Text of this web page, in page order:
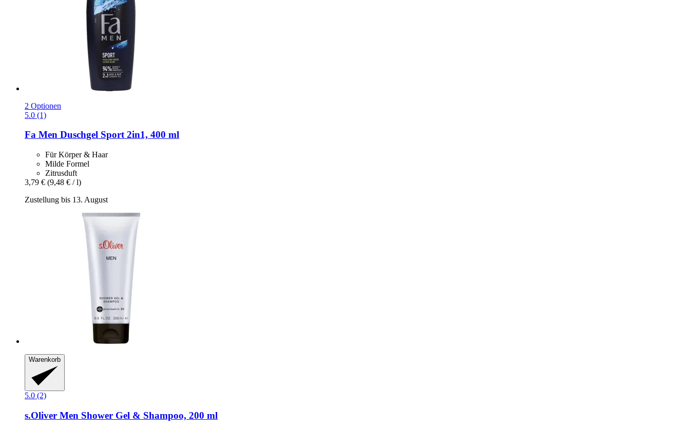
2 Optionen
5.0 (1)
Fa Men Duschgel Sport 2in1, 400 ml
Für Körper & Haar
Milde Formel
Zitrusduft
3,79 € (9,48 € / l)
Zustellung bis 13. August
Warenkorb
5.0 (2)
s.Oliver Men Shower Gel & Shampoo, 200 ml